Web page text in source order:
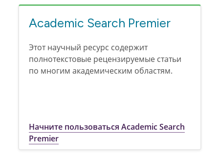
Academic Search Premier
Этот научный ресурс содержит
полнотекстовые рецензируемые статьи
по многим академическим областям.
Начните пользоваться Academic Search
Premier